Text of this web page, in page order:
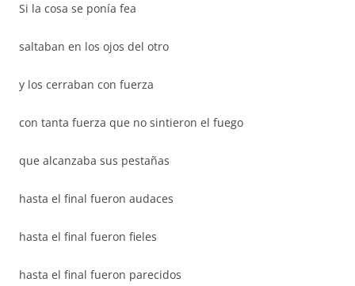
Si la cosa se ponía fea
saltaban en los ojos del otro
y los cerraban con fuerza
con tanta fuerza que no sintieron el fuego
que alcanzaba sus pestañas
hasta el final fueron audaces
hasta el final fueron fieles
hasta el final fueron parecidos